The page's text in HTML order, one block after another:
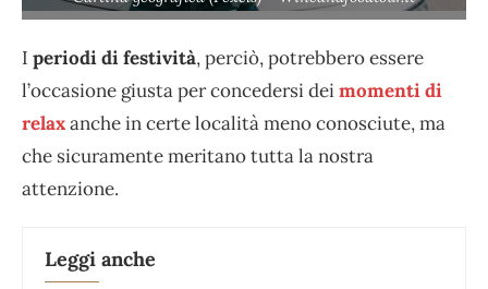
I periodi di festività, perciò, potrebbero essere
l’occasione giusta per concedersi deimomenti di
relaxanche in certe località meno conosciute, ma
che sicuramente meritano tutta la nostra
attenzione.
Leggi anche